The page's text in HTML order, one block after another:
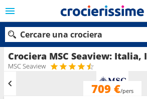
MSC Seaview
709 €/pers
Cercare una crociera
Le nostre destinazioni